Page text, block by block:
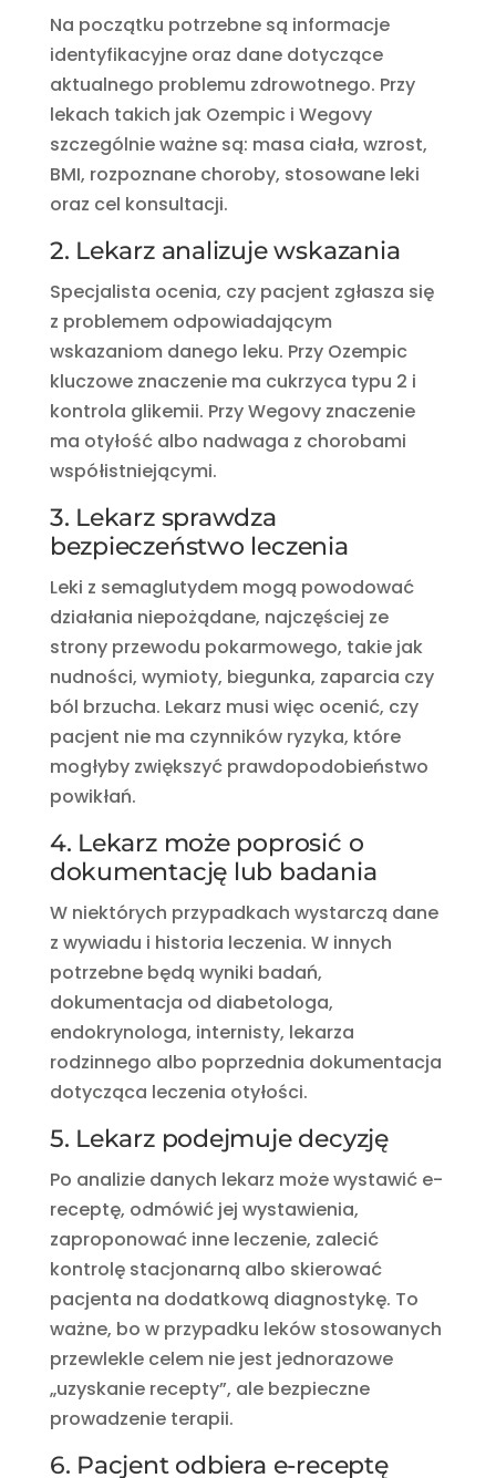
Na początku potrzebne są informacje
identyfikacyjne oraz dane dotyczące
aktualnego problemu zdrowotnego. Przy
lekach takich jak Ozempic i Wegovy
szczególnie ważne są: masa ciała, wzrost,
BMI, rozpoznane choroby, stosowane leki
oraz cel konsultacji.
2. Lekarz analizuje wskazania
Specjalista ocenia, czy pacjent zgłasza się
z problemem odpowiadającym
wskazaniom danego leku. Przy Ozempic
kluczowe znaczenie ma cukrzyca typu 2 i
kontrola glikemii. Przy Wegovy znaczenie
ma otyłość albo nadwaga z chorobami
współistniejącymi.
3. Lekarz sprawdza
bezpieczeństwo leczenia
Leki z semaglutydem mogą powodować
działania niepożądane, najczęściej ze
strony przewodu pokarmowego, takie jak
nudności, wymioty, biegunka, zaparcia czy
ból brzucha. Lekarz musi więc ocenić, czy
pacjent nie ma czynników ryzyka, które
mogłyby zwiększyć prawdopodobieństwo
powikłań.
4. Lekarz może poprosić o
dokumentację lub badania
W niektórych przypadkach wystarczą dane
z wywiadu i historia leczenia. W innych
potrzebne będą wyniki badań,
dokumentacja od diabetologa,
endokrynologa, internisty, lekarza
rodzinnego albo poprzednia dokumentacja
dotycząca leczenia otyłości.
5. Lekarz podejmuje decyzję
Po analizie danych lekarz może wystawić e-
receptę, odmówić jej wystawienia,
zaproponować inne leczenie, zalecić
kontrolę stacjonarną albo skierować
pacjenta na dodatkową diagnostykę. To
ważne, bo w przypadku leków stosowanych
przewlekle celem nie jest jednorazowe
„uzyskanie recepty”, ale bezpieczne
prowadzenie terapii.
6. Pacjent odbiera e-receptę